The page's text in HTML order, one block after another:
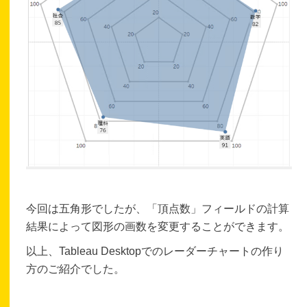
今回は五角形でしたが、「頂点数」フィールドの計算
結果によって図形の画数を変更することができます。
以上、Tableau Desktopでのレーダーチャートの作り
方のご紹介でした。